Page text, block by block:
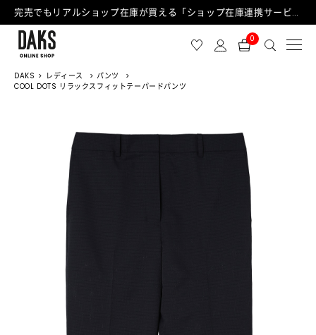
完売でもリアルショップ在庫が買える「ショップ在庫連携サービス」が日中もご利用可能になりました！
0
DAKS レディース
パンツ
COOL DOTS リラックスフィットテーパードパンツ